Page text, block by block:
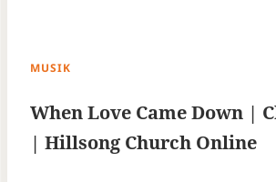
MUSIK
When Love Came Down |
| Hillsong Church Online